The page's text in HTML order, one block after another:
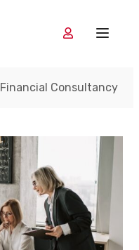
Financial Consultancy